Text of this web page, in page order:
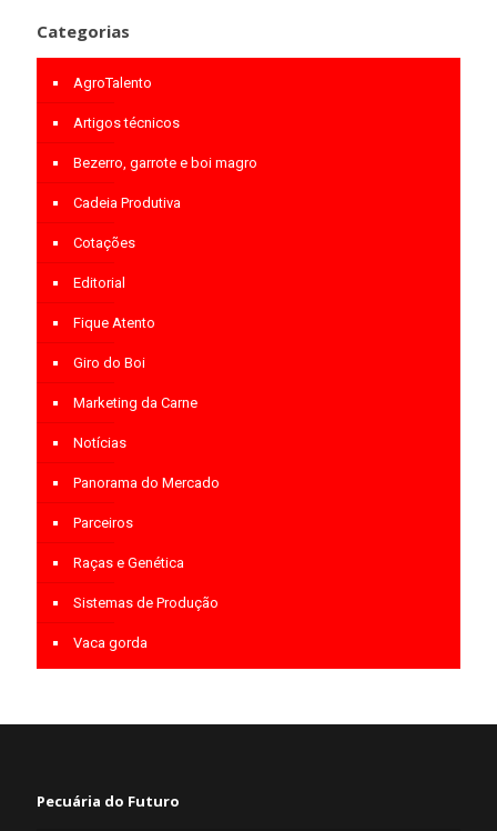
Categorias
AgroTalento
Artigos técnicos
Bezerro, garrote e boi magro
Cadeia Produtiva
Cotações
Editorial
Fique Atento
Giro do Boi
Marketing da Carne
Notícias
Panorama do Mercado
Parceiros
Raças e Genética
Sistemas de Produção
Vaca gorda
Pecuária do Futuro